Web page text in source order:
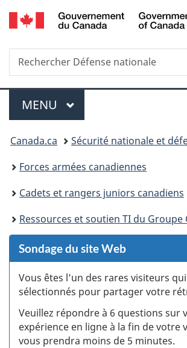
Passer
au
des
Passer
au
principal
Passer
à
Au
du
Passer
à
version
simplifiée
Recherche
Rechercher
Défense
Menu
MENU PRINCIPAL
Vous
êtes
ici :
Canada.ca
Sécurité nationale et
Forces armées canadiennes
Cadets et rangers juniors canadiens
Ressources et soutien TI du Groupe
Sondage du site Web
Vous êtes l’un des rares visiteurs
sélectionnés pour partager votre
Veuillez répondre à 6 questions sur
expérience en ligne à la fin de votre
vous prendra moins de 5 minutes.